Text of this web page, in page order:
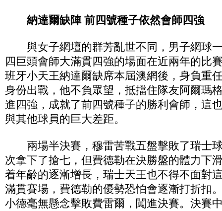
納達爾缺陣 前四號種子依然會師四強
與女子網壇的群芳亂世不同，男子網球
四巨頭會師大滿貫四強的場面在近兩年的比
班牙小天王納達爾缺席本屆澳網後，身負重
身份出戰，他不負眾望，抵擋住隊友阿爾瑪
進四強，成就了前四號種子的勝利會師，這
與其他球員的巨大差距。
兩場半決賽，穆雷苦戰五盤擊敗了瑞士
次拿下了搶七，但費德勒在決勝盤的體力下
着年齡的逐漸增長，瑞士天王也不得不面對
滿貫賽場，費德勒的優勢恐怕會逐漸打折扣
小德毫無懸念擊敗費雷爾，闖進決賽。決賽